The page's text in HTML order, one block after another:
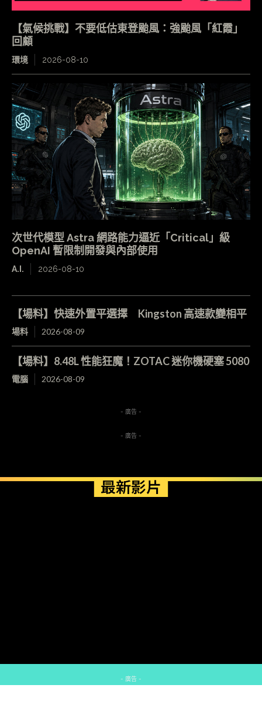
【氣候挑戰】不要低估東登颱風：強颱風「紅霞」
回顧
環境 2026-08-10
次世代模型 Astra 網路能力逼近「Critical」級
OpenAI 暫限制開發與內部使用
A.I. 2026-08-10
【場料】快速外置平選擇 Kingston 高速款變相平
場料 2026-08-09
【場料】8.48L 性能狂魔！ZOTAC 迷你機硬塞 5080
電腦 2026-08-09
- 廣告 -
- 廣告 -
最新影片
- 廣告 -